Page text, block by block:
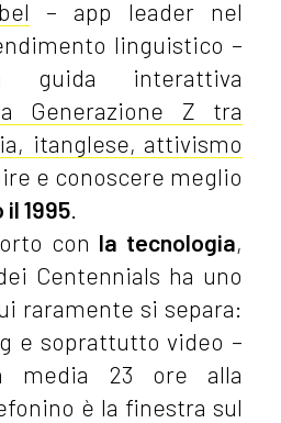
– app leader nel
linguistico –
interattiva
Generazione Z tra
itanglese, attivismo
e conoscere meglio
1995.
con la tecnologia,
Centennials ha uno
raramente si separa:
e soprattutto video –
media 23 ore alla
è la finestra sul